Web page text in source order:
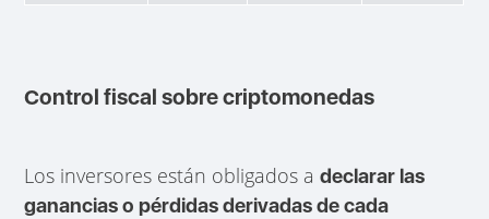
Control fiscal sobre criptomonedas
Los inversores están obligados adeclarar las
ganancias o pérdidas derivadas de cada